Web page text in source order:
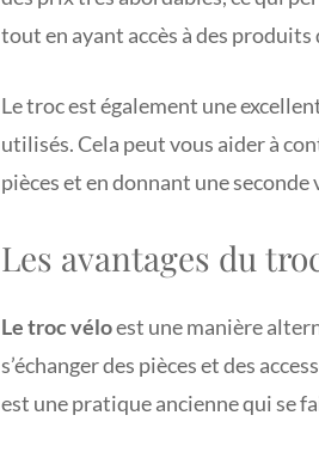
tout en ayant accès à des produits
Le troc est également une
utilisés. Cela peut vous aider à
pièces et en donnant une seconde
Les avantages du
Le troc véloest une manière
s’échanger des pièces et des
est une pratique ancienne qui se